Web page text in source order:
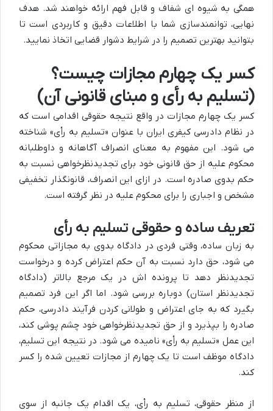
همگی به شیوه ای شفاف و قابل فهم ارائه خواهند شد. هدف
نهایی، توانمندسازی شما با اطلاعات دقیق و کاربردی است تا
بتوانید بهترین تصمیم را در شرایط دشوار قضایی اتخاذ نمایید.
کسر یک چهارم مجازات چیست؟
(تسلیم به رأی و مبنای قانونی آن)
کسر یک چهارم مجازات در واقع نتیجه حقوقی اقدامی است که
در نظام دادرسی کیفری ایران با عنوان «تسلیم به رأی» شناخته
می شود. این مفهوم به معنای انصراف آگاهانه و داوطلبانه
محکوم علیه از حق قانونی خود برای تجدیدنظرخواهی نسبت به
حکم بدوی صادره است. در ازای این انصراف، قانونگذار تخفیفی
مشخص و اجباری را برای محکوم علیه در نظر گرفته است.
تعریف ساده و حقوقی تسلیم به رأی
به زبان ساده، وقتی فردی در دادگاه بدوی به مجازاتی محکوم
می شود، حق دارد نسبت به آن حکم اعتراض کرده و درخواست
تجدیدنظر دهد تا پرونده اش در یک مرجع بالاتر (دادگاه
تجدیدنظر استان) دوباره بررسی شود. اما اگر این فرد تصمیم
بگیرد که به جای اعتراض و طولانی کردن فرآیند دادرسی، حکم
صادره را بپذیرد و از حق تجدیدنظرخواهی خود چشم پوشی کند،
این عمل «تسلیم به رأی» نامیده می شود. در نتیجه این تسلیم،
دادگاه موظف است تا یک چهارم از مجازات تعیین شده را کسر
کند.
از منظر حقوقی، تسلیم به رأی، یک اقدام یک جانبه از سوی